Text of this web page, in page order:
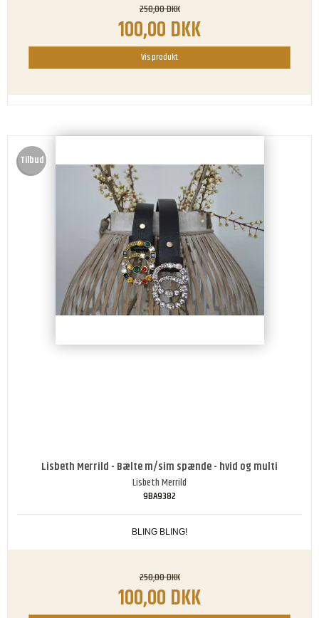
250,00 DKK
100,00 DKK
Vis produkt
Tilbud
Lisbeth Merrild - Bælte m/sim spænde - hvid og multi
Lisbeth Merrild
9BA9382
BLING BLING!
250,00 DKK
100,00 DKK